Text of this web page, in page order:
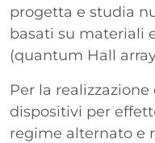
progetta e studia
basati su materiali
(quantum Hall
Per la
dispositivi per
regime alternato e